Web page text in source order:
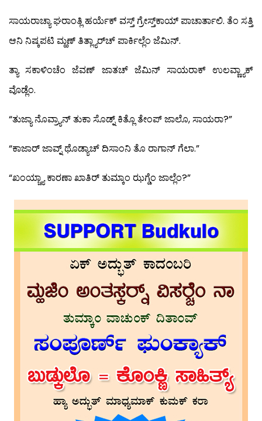
ಸಾಯರಾಚ್ಯಾ ಘರಾಂತ್ಲಿ ಹರ್ಯೆಕ್ ವಸ್ತ್ ಗ್ರೇಸ್ತ್‌ಕಾಯ್ ಪಾಚಾರ್ತಾಲಿ. ತೆಂ ಸತ್ತಿ
ಆನಿ ನಿಷ್ಕಪಟಿ ಮ್ಹಣ್ ತಿತ್ಲ್ಯಾರ್‌ಚ್ ಪಾರ್ಕಿಲ್ಲೆಂ ಜೆಮಿನ್.
ತ್ಯಾ ಸಕಾಳಿಂಚೆಂ ಜೆವಣ್ ಜಾತಚ್ ಜೆಮಿನ್ ಸಾಯರಾಕ್ ಉಲವ್ಣ್ಯಾಕ್
ವೊಡ್ಲೆಂ.
“ತುಜ್ಯಾ ನೊವ್ರ್ಯಾನ್ ತುಕಾ ಸೊಡ್ನ್ ಕಿತ್ಲೊ ತೇಂಪ್ ಜಾಲೊ, ಸಾಯರಾ?”
“ಕಾಜಾರ್ ಜಾವ್ನ್ ಥೊಡ್ಯಾಚ್ ದಿಸಾಂನಿ ತೊ ರಾಗಾನ್ ಗೆಲಾ.”
“ಖಂಯ್ಚ್ಯಾ ಕಾರಣಾ ಖಾತಿರ್ ತುಮ್ಕಾಂ ಝಗ್ಡೆಂ ಜಾಲ್ಲೆಂ?”